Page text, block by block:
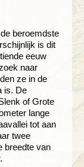
beroemdste
is dit
eeuw
naar
ze in de
is. De
of Grote
lange
tot aan
twee
breedte van